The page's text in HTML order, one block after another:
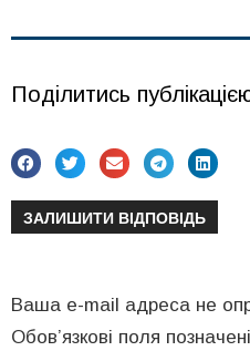
Поділитись
ЗАЛИШИТИ ВІДПОВІДЬ
Ваша e-mail адреса не
Обов’язкові поля позначені